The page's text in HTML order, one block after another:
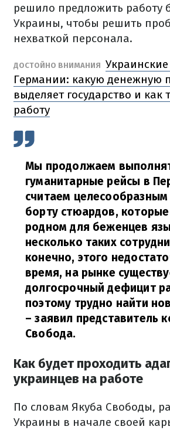
решило предложить работу
Украины, чтобы решить
нехваткой персонала.
ДОСТОЙНО ВНИМАНИЯ
Германии: какую денежную
выделяет государство и как
работу
Мы продолжаем
гуманитарные рейсы в
считаем
борту стюардов,
родном для беженцев
несколько таких
конечно, этого
время, на рынке
долгосрочный дефицит
поэтому трудно найти
– заявил представитель
Свобода.
Как будет проходить
украинцев на работе
По словам Якуба Свободы,
Украины в начале своей